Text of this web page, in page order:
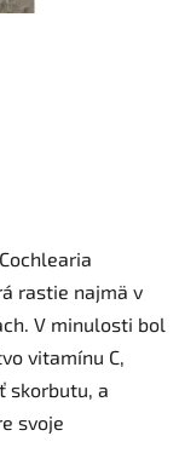
rastie najmä v
V minulosti bol
vitamínu C,
skorbutu, a
svoje